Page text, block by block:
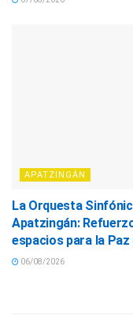
APATZINGÁN
La Orquesta
Apatzingán:
espacios para la
06/08/2026